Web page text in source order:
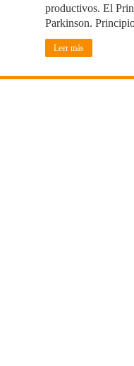
puede aumentar las
puede faltar en tu negocio
productivos. El
Parkinson.
Leer más